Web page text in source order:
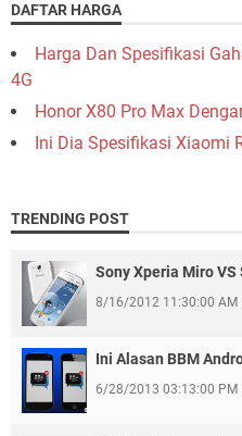
DAFTAR HARGA
Harga Dan Spesifikasi
4G
Honor X80 Pro Max
Ini Dia Spesifikasi Xiaomi
TRENDING POST
Sony Xperia Miro VS
8/16/2012 11:30:00 AM
Ini Alasan BBM
6/28/2013 03:13:00 PM